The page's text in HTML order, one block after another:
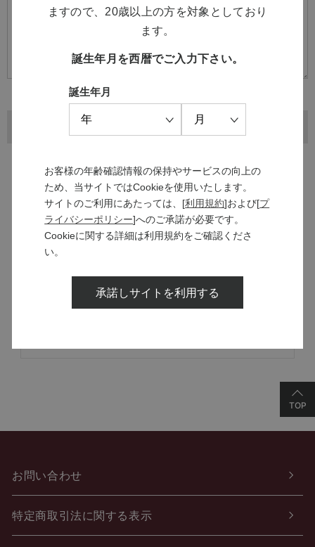
MANNS WINE
ブランドサイト
SOLARISシリーズ
お問い合わせ
特定商取引法に関する表示
ますので、20歳以上の方を対象としており
ます。
誕生年月を西暦でご入力下さい。
誕生年月
お客様の年齢確認情報の保持やサービスの向上の
ため、当サイトではCookieを使用いたします。
サイトのご利用にあたっては、[利用規約]および[プ
ライバシーポリシー]へのご承諾が必要です。
Cookieに関する詳細は利用規約をご確認くださ
い。
承諾しサイトを利用する